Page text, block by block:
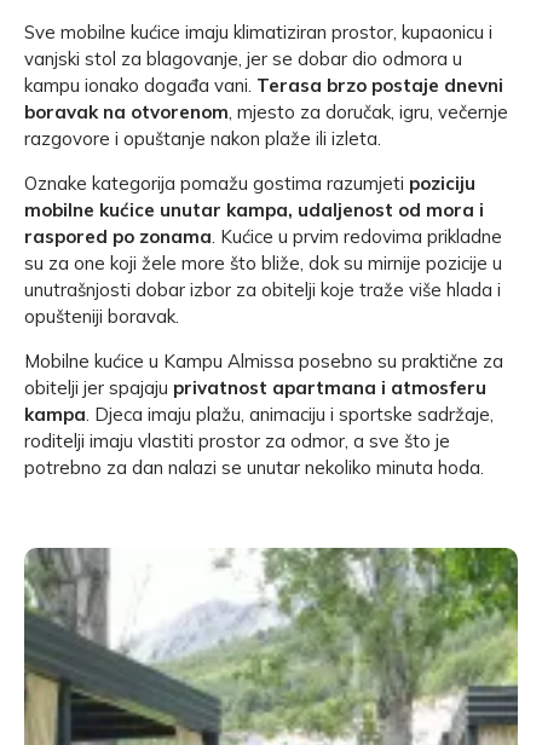
Sve mobilne kućice imaju klimatiziran prostor, kupaonicu i
vanjski stol za blagovanje, jer se dobar dio odmora u
kampu ionako događa vani. Terasa brzo postaje dnevni
boravak na otvorenom, mjesto za doručak, igru, večernje
razgovore i opuštanje nakon plaže ili izleta.
Oznake kategorija pomažu gostima razumjeti poziciju
mobilne kućice unutar kampa, udaljenost od mora i
raspored po zonama. Kućice u prvim redovima prikladne
su za one koji žele more što bliže, dok su mirnije pozicije u
unutrašnjosti dobar izbor za obitelji koje traže više hlada i
opušteniji boravak.
Mobilne kućice u Kampu Almissa posebno su praktične za
obitelji jer spajaju privatnost apartmana i atmosferu
kampa. Djeca imaju plažu, animaciju i sportske sadržaje,
roditelji imaju vlastiti prostor za odmor, a sve što je
potrebno za dan nalazi se unutar nekoliko minuta hoda.